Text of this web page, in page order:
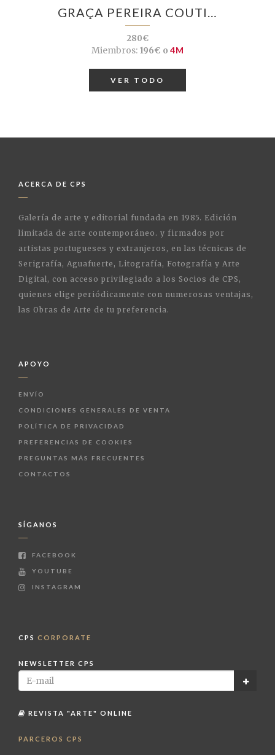
GRAÇA PEREIRA COUTI…
280€
Miembros:196€ o 4M
VER TODO
ACERCA DE CPS
Galería de arte y editorial fundada en 1985. Edición
limitada de arte contemporáneo. y firmados por
artistas portugueses y extranjeros, en las técnicas de
Serigrafía, Aguafuerte, Litografía, Fotografía y Arte
Digital, con acceso privilegiado a los Socios de CPS,
quienes elige periódicamente con numerosas ventajas,
las Obras de Arte de tu preferencia.
APOYO
ENVÍO
CONDICIONES GENERALES DE VENTA
POLÍTICA DE PRIVACIDAD
PREFERENCIAS DE COOKIES
PREGUNTAS MÁS FRECUENTES
CONTACTOS
SÍGANOS
FACEBOOK
YOUTUBE
INSTAGRAM
CPS CORPORATE
NEWSLETTER CPS
REVISTA "ARTE" ONLINE
PARCEROS CPS